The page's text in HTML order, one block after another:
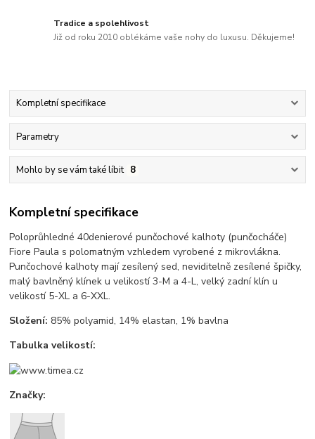
Tradice a spolehlivost
Již od roku 2010 oblékáme vaše nohy do luxusu. Děkujeme!
Kompletní specifikace
Parametry
Mohlo by se vám také líbit 8
Kompletní specifikace
Poloprůhledné 40denierové punčochové kalhoty (punčocháče)
Fiore Paula s polomatným vzhledem vyrobené z mikrovlákna.
Punčochové kalhoty mají zesílený sed, neviditelně zesílené špičky,
malý bavlněný klínek u velikostí 3-M a 4-L, velký zadní klín u
velikostí 5-XL a 6-XXL.
Složení: 85% polyamid, 14% elastan, 1% bavlna
Tabulka velikostí:
Značky: